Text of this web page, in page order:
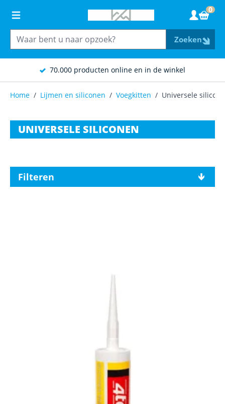
70.000 producten online en in de winkel
Zoeken
0
Home / Lijmen en siliconen / Voegkitten / Universele
UNIVERSELE SILICONEN
Filteren